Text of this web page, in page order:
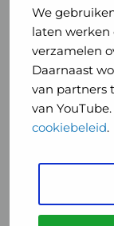
We
laten
verzamelen
Daarnaast
van partners
van
cookiebeleid.
of
GGD
GHOR
of
GGD
GGD Reizen
GGD Reizen
GGD